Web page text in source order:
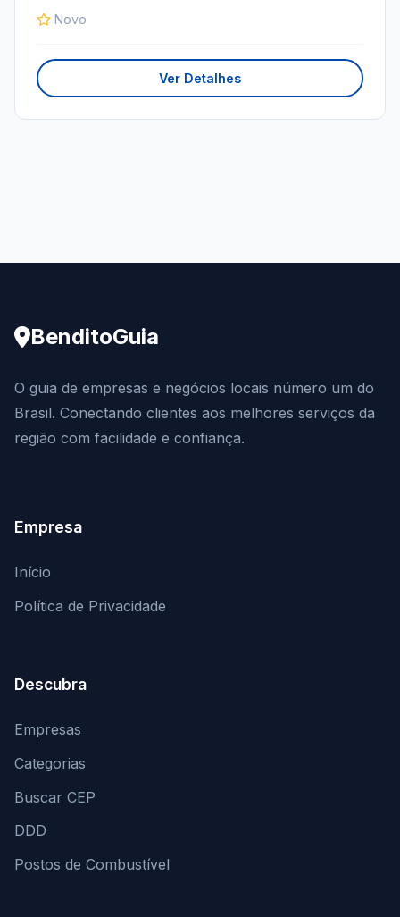
Novo
Ver Detalhes
BenditoGuia
O guia de empresas e negócios locais número um do
Brasil. Conectando clientes aos melhores serviços da
região com facilidade e confiança.
Empresa
Início
Política de Privacidade
Descubra
Empresas
Categorias
Buscar CEP
DDD
Postos de Combustível